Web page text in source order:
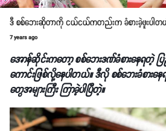
ဒီ စစ်ဘေးဆိုတာကို ငယ်ငယ်ကတည်းက ခံစားခဲ့ဖူးပါတ
7 years ago
အောန်ဆိုင်းကတော့ စစ်ဘေးဒဏ်ခံစားနေရ
ကောင်းဖြစ်လို့နေပါတယ်။ ဒီလို စစ်ဘေးခံစာ
တွေအများကြီး ကြာခဲ့ပါပြီတဲ့။